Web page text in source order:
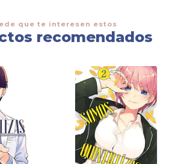
que te interesen estos
recomendados